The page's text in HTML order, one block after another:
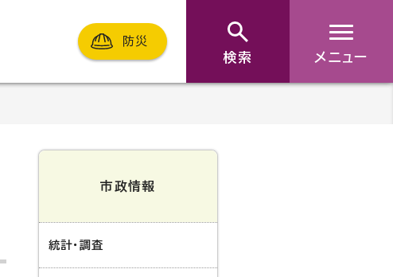
防災
検索 メニュー
市政情報
統計・調査